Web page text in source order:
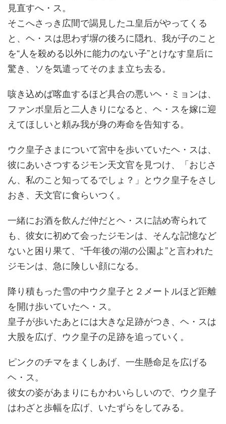
見直すへ・ス。
そこへさっき広間で謁見したユ皇后がやってくる
と、ヘ・スは思わず塀の後ろに隠れ、我が子のこと
を“人を殺める以外に能力のない子”とけなす皇后に
驚き、ソを気遣ってそのまま立ち去る。
咳き込めば喀血するほど具合の悪いヘ・ミョンは、
ファンボ皇后と二人きりになると、ヘ・スを嫁に迎
えてほしいと頼み我が身の寿命を告知する。
ウク皇子さまについて宮中を歩いていたヘ・スは、
彼にあいさつするジモン天文官を見つけ、「おじさ
ん、私のこと知ってるでしょ？」とウク皇子をさし
おき、天文官に食らいつく。
一緒にお酒を飲んだ仲だとヘ・スに詰め寄られて
も、彼女に初めて会ったジモンは、そんな記憶など
ないと困り果て、“千年後の湖の公園よ”と言われた
ジモンは、急に険しい顔になる。
降り積もった雪の中ウク皇子と２メートルほど距離
を開け歩いていたヘ・ス。
皇子が歩いたあとには大きな足跡がつき、ヘ・スは
大股を広げ、ウク皇子の足跡を追っていく。
ピンクのチマをまくしあげ、一生懸命足を広げる
ヘ・ス。
彼女の姿があまりにもかわいらしいので、ウク皇子
はわざと歩幅を広げ、いたずらをしてみる。